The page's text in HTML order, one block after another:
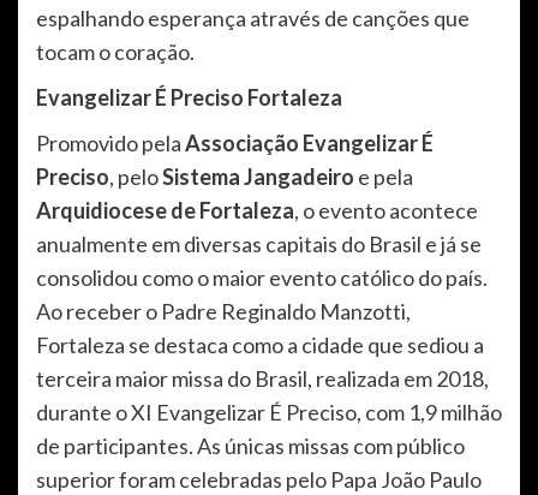
espalhando esperança através de canções que
tocam o coração.
Evangelizar É Preciso Fortaleza
Promovido pelaAssociação Evangelizar É
Preciso, peloSistema Jangadeiro e pela
Arquidiocese de Fortaleza, o evento acontece
anualmente em diversas capitais do Brasil e já se
consolidou como o maior evento católico do país.
Ao receber o Padre Reginaldo Manzotti,
Fortaleza se destaca como a cidade que sediou a
terceira maior missa do Brasil, realizada em 2018,
durante o XI Evangelizar É Preciso, com 1,9 milhão
de participantes. As únicas missas com público
superior foram celebradas pelo Papa João Paulo